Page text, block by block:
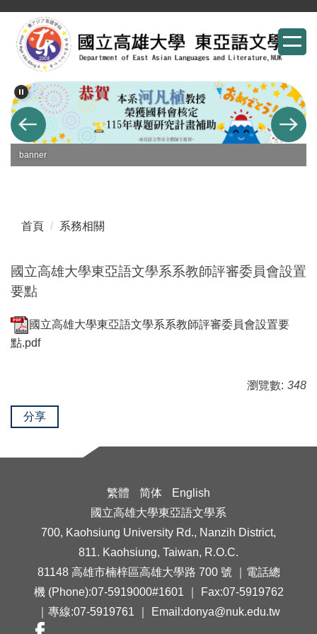
到
內
容
區
banner
首頁 系務相關
國立高雄大學東亞語文學系系教師評審委員會設置
要點
國立高雄大學東亞語文學系系教師評審委員會設置要
點.pdf
瀏覽數: 348
分享
繁體 简体
English
國立高雄大學東亞語文學系
700, Kaohsiung University Rd., Nanzih District,
811. Kaohsiung, Taiwan, R.O.C.
81148 高雄市楠梓區高雄大學路 700 號 ｜電話總
機 (Phone):07-5919000#1601 ｜ Fax:07-5919762
｜專線:07-5919761 ｜ Email:donya@nuk.edu.tw